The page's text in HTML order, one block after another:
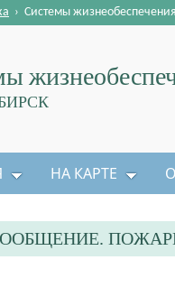
› Системы
НА КАРТЕ